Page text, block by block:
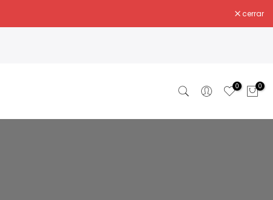
cerrar
0 0